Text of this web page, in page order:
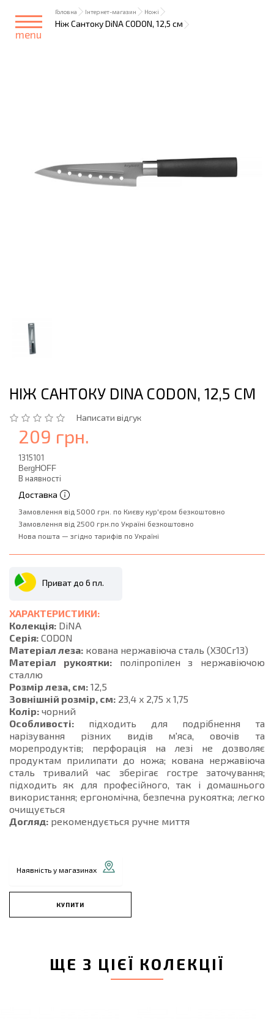
menu
Головна Інтернет-магазин Ножі
Ніж Сантоку DiNA CODON, 12,5 см
НІЖ САНТОКУ DINA CODON, 12,5 СМ
Написати відгук
209 грн.
1315101
BergHOFF
В наявності
Доставка
Замовлення від 5000 грн. по Києву кур'єром безкоштовно
Замовлення від 2500 грн.по Україні безкоштовно
Нова пошта — згідно тарифів по Україні
Приват до 6 пл.
ХАРАКТЕРИСТИКИ:
Колекція: DiNA
Серія: CODON
Матеріал леза: кована нержавіюча сталь (X30Cr13)
Матеріал рукоятки:поліпропілен з нержавіючою
сталлю
Розмір леза, см: 12,5
Зовнішній розмір, см: 23,4 x 2,75 x 1,75
Колір: чорний
Особливості: підходить для подрібнення та
нарізування різних видів м'яса, овочів та
морепродуктів; перфорація на лезі не дозволяє
продуктам прилипати до ножа; кована нержавіюча
сталь тривалий час зберігає гостре заточування;
підходить як для професійного, так і домашнього
використання; ергономічна, безпечна рукоятка; легко
очищується
Догляд: рекомендується ручне миття
Наявність у магазинах
КУПИТИ
ЩЕ З ЦІЄЇ КОЛЕКЦІЇ